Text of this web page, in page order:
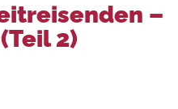
–
2)